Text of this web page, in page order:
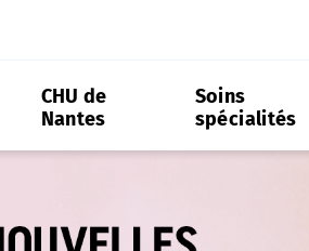
CHU de
Nantes
Soins
spécialités